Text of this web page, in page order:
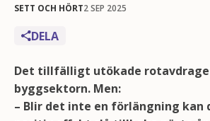
SETT OCH HÖRT2 SEP 2025
DELA
Det tillfälligt utökade
byggsektorn. Men:
– Blir det inte en förlängning kan